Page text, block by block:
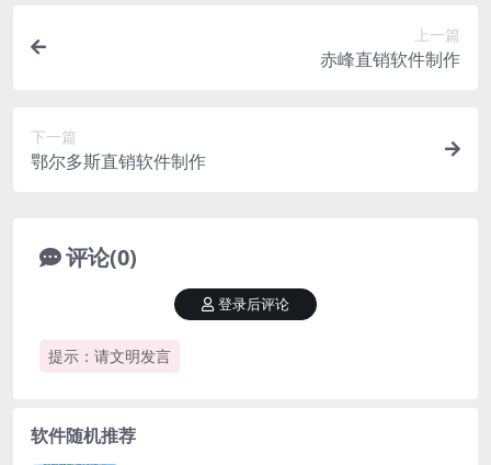
上一篇
赤峰直销软件制作
下一篇
鄂尔多斯直销软件制作
评论(0)
提示：请文明发言
登录后评论
软件随机推荐